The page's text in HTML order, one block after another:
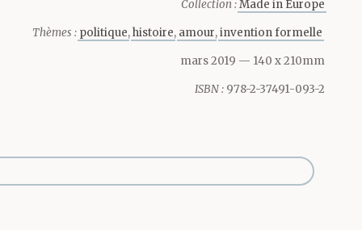
Ils
Collection :Made in Europe
Thèmes : politique histoire amour invention formelle
mars 2019 — 140 x 210mm
ISBN : 978-2-37491-093-2